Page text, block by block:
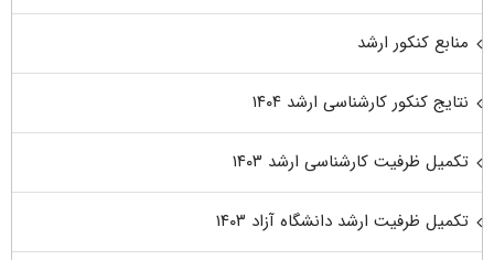
منابع کنکور ارشد
نتایج کنکور کارشناسی ارشد ۱۴۰۴
تکمیل ظرفیت کارشناسی ارشد ۱۴۰۳
تکمیل ظرفیت ارشد دانشگاه آزاد ۱۴۰۳